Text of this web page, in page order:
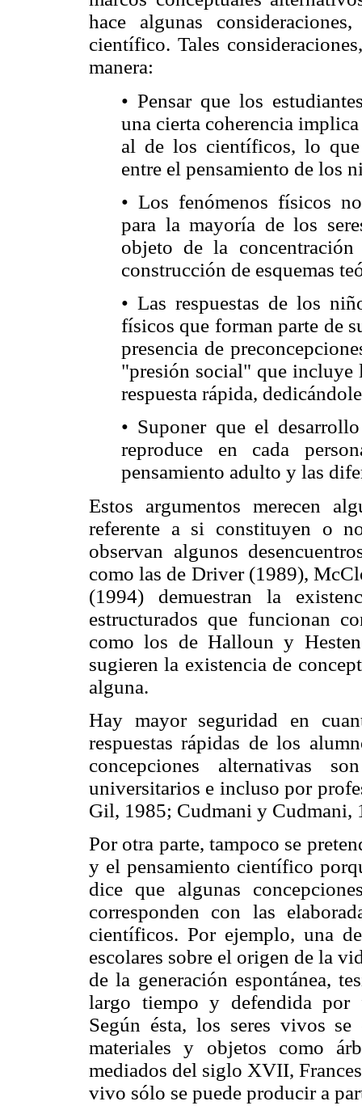
hace algunas
científico. Tales
manera:
• Pensar que los
una cierta coherencia
al de los científicos, lo
entre el pensamiento de los
• Los fenómenos físicos
para la mayoría de los
objeto de la
construcción de esquemas
• Las respuestas de los
físicos que forman parte de
presencia de
"presión social" que incluye
respuesta rápida,
• Suponer que el
reproduce en cada
pensamiento adulto y las
Estos argumentos merecen
referente a si constituyen o
observan algunos
como las de Driver (1989),
(1994) demuestran la
estructurados que funcionan
como los de Halloun y
sugieren la existencia de
alguna.
Hay mayor seguridad en
respuestas rápidas de los
concepciones alternativas
universitarios e incluso por
Gil, 1985; Cudmani y Cudmani,
Por otra parte, tampoco se
y el pensamiento científico
dice que algunas
corresponden con las
científicos. Por ejemplo, una
escolares sobre el origen de la
de la generación espontánea,
largo tiempo y defendida por
Según ésta, los seres vivos se
materiales y objetos como
mediados del siglo XVII,
vivo sólo se puede producir a